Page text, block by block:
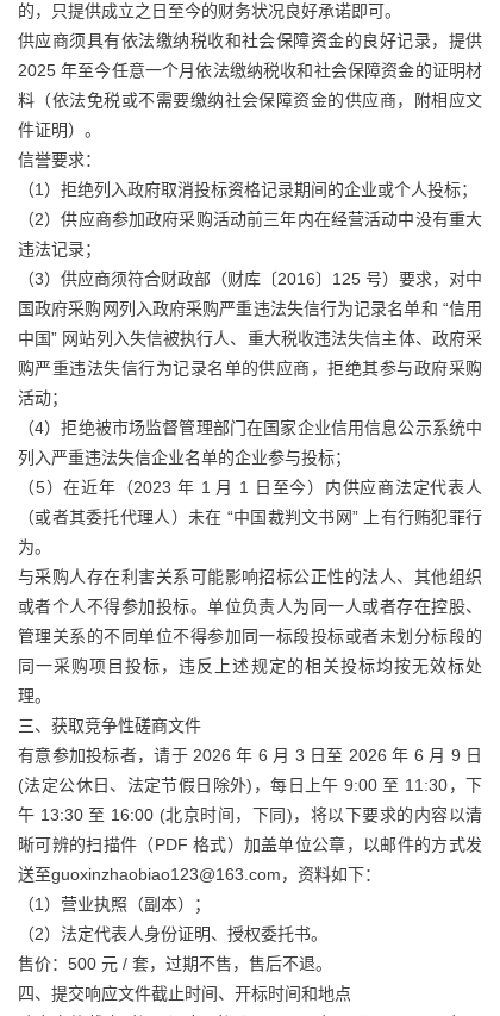
的，只提供成立之日至今的财务状况良好承诺即可。
供应商须具有依法缴纳税收和社会保障资金的良好记录，提供
2025 年至今任意一个月依法缴纳税收和社会保障资金的证明材
料（依法免税或不需要缴纳社会保障资金的供应商，附相应文
件证明）。
信誉要求：
（1）拒绝列入政府取消投标资格记录期间的企业或个人投标；
（2）供应商参加政府采购活动前三年内在经营活动中没有重大
违法记录；
（3）供应商须符合财政部（财库〔2016〕125 号）要求，对中
国政府采购网列入政府采购严重违法失信行为记录名单和 “信用
中国” 网站列入失信被执行人、重大税收违法失信主体、政府采
购严重违法失信行为记录名单的供应商，拒绝其参与政府采购
活动；
（4）拒绝被市场监督管理部门在国家企业信用信息公示系统中
列入严重违法失信企业名单的企业参与投标；
（5）在近年（2023 年 1 月 1 日至今）内供应商法定代表人
（或者其委托代理人）未在 “中国裁判文书网” 上有行贿犯罪行
为。
与采购人存在利害关系可能影响招标公正性的法人、其他组织
或者个人不得参加投标。单位负责人为同一人或者存在控股、
管理关系的不同单位不得参加同一标段投标或者未划分标段的
同一采购项目投标，违反上述规定的相关投标均按无效标处
理。
三、获取竞争性磋商文件
有意参加投标者，请于 2026 年 6 月 3 日至 2026 年 6 月 9 日
(法定公休日、法定节假日除外)，每日上午 9:00 至 11:30，下
午 13:30 至 16:00 (北京时间，下同)，将以下要求的内容以清
晰可辨的扫描件（PDF 格式）加盖单位公章，以邮件的方式发
送至guoxinzhaobiao123@163.com，资料如下：
（1）营业执照（副本）；
（2）法定代表人身份证明、授权委托书。
售价：500 元 / 套，过期不售，售后不退。
四、提交响应文件截止时间、开标时间和地点